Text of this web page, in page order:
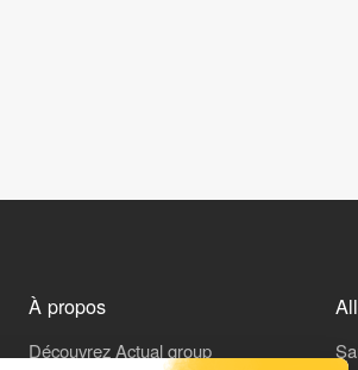
À propos
Découvrez Actual group